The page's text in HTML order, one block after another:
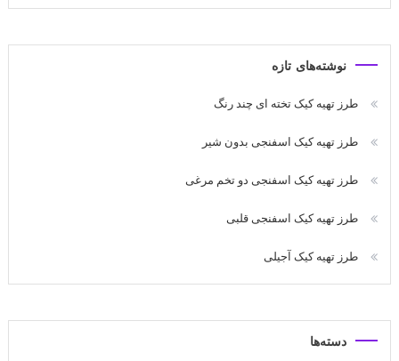
نوشته‌های تازه
طرز تهیه کیک تخته ای چند رنگ
طرز تهیه کیک اسفنجی بدون شیر
طرز تهیه کیک اسفنجی دو تخم مرغی
طرز تهیه کیک اسفنجی قلبی
طرز تهیه کیک آجیلی
دسته‌ها